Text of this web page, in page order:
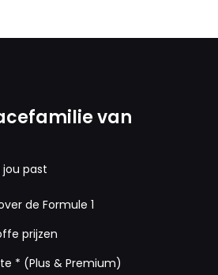
van
jou past
de Formule 1
prijzen
* (Plus & Premium)